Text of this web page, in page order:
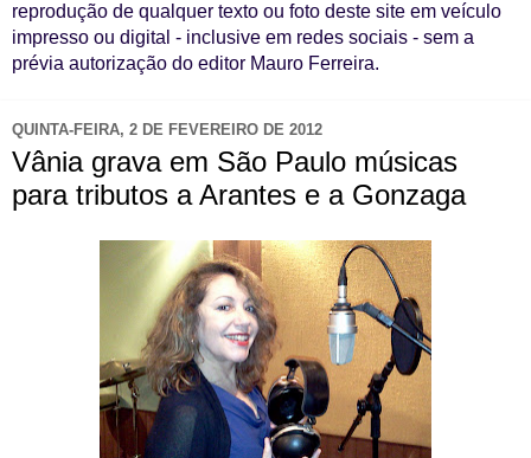
reprodução de qualquer texto ou foto deste site em veículo
impresso ou digital - inclusive em redes sociais - sem a
prévia autorização do editor Mauro Ferreira.
QUINTA-FEIRA, 2 DE FEVEREIRO DE 2012
Vânia grava em São Paulo músicas
para tributos a Arantes e a Gonzaga